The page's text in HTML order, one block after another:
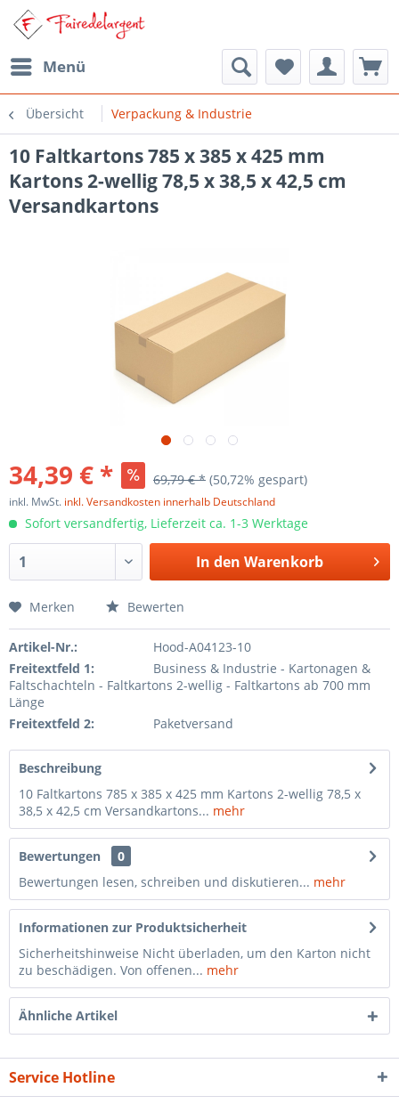
Menü
Übersicht Verpackung & Industrie
10 Faltkartons 785 x 385 x 425 mm
Kartons 2-wellig 78,5 x 38,5 x 42,5 cm
Versandkartons
34,39 € * 69,79 € * (50,72% gespart)
inkl. MwSt. inkl. Versandkosten innerhalb Deutschland
Sofort versandfertig, Lieferzeit ca. 1-3 Werktage
In den Warenkorb
Merken Bewerten
Artikel-Nr.:
Hood-A04123-10
Freitextfeld 1:
Business & Industrie - Kartonagen &
Faltschachteln - Faltkartons 2-wellig - Faltkartons ab 700 mm
Länge
Freitextfeld 2:
Paketversand
Beschreibung
10 Faltkartons 785 x 385 x 425 mm Kartons 2-wellig 78,5 x
38,5 x 42,5 cm Versandkartons... mehr
Bewertungen
0
Bewertungen lesen, schreiben und diskutieren... mehr
Informationen zur Produktsicherheit
Sicherheitshinweise Nicht überladen, um den Karton nicht
zu beschädigen. Von offenen... mehr
Ähnliche Artikel
Service Hotline